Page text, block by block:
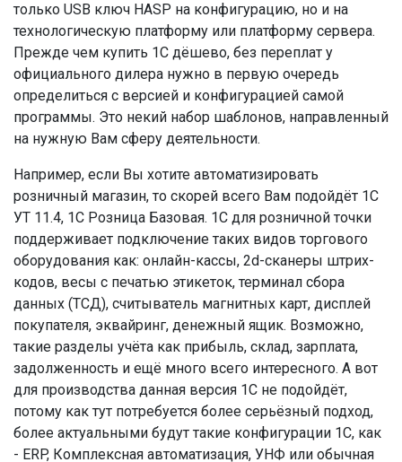
только USB ключ HASP на конфигурацию, но и на
технологическую платформу или платформу сервера.
Прежде чем купить 1С дёшево, без переплат у
официального дилера нужно в первую очередь
определиться с версией и конфигурацией самой
программы. Это некий набор шаблонов, направленный
на нужную Вам сферу деятельности.
Например, если Вы хотите автоматизировать
розничный магазин, то скорей всего Вам подойдёт 1С
УТ 11.4, 1С Розница Базовая. 1С для розничной точки
поддерживает подключение таких видов торгового
оборудования как: онлайн-кассы, 2d-сканеры штрих-
кодов, весы с печатью этикеток, терминал сбора
данных (ТСД), считыватель магнитных карт, дисплей
покупателя, эквайринг, денежный ящик. Возможно,
такие разделы учёта как прибыль, склад, зарплата,
задолженность и ещё много всего интересного. А вот
для производства данная версия 1С не подойдёт,
потому как тут потребуется более серьёзный подход,
более актуальными будут такие конфигурации 1С, как
- ERP, Комплексная автоматизация, УНФ или обычная